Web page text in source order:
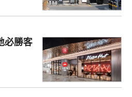
必勝客